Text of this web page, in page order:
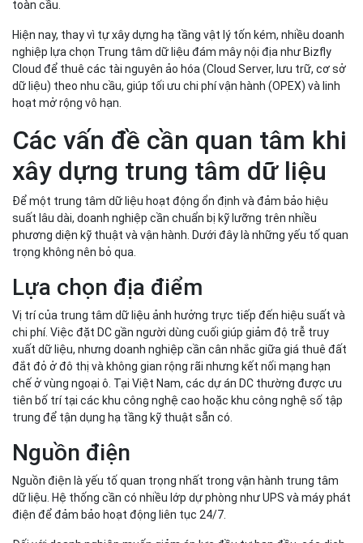
nghiệp lựa chọn Trung tâm dữ liệu đám mây nội địa như Bizfly
Cloud để thuê các tài nguyên ảo hóa (Cloud Server, lưu trữ, cơ sở
dữ liệu) theo nhu cầu, giúp tối ưu chi phí vận hành (OPEX) và linh
hoạt mở rộng vô hạn.
Các vấn đề cần quan tâm khi
xây dựng trung tâm dữ liệu
Để một trung tâm dữ liệu hoạt động ổn định và đảm bảo hiệu
suất lâu dài, doanh nghiệp cần chuẩn bị kỹ lưỡng trên nhiều
phương diện kỹ thuật và vận hành. Dưới đây là những yếu tố quan
trọng không nên bỏ qua.
Lựa chọn địa điểm
Vị trí của trung tâm dữ liệu ảnh hưởng trực tiếp đến hiệu suất và
chi phí. Việc đặt DC gần người dùng cuối giúp giảm độ trễ truy
xuất dữ liệu, nhưng doanh nghiệp cần cân nhắc giữa giá thuê đất
đắt đỏ ở đô thị và không gian rộng rãi nhưng kết nối mạng hạn
chế ở vùng ngoại ô. Tại Việt Nam, các dự án DC thường được ưu
tiên bố trí tại các khu công nghệ cao hoặc khu công nghệ số tập
trung để tận dụng hạ tầng kỹ thuật sẵn có.
Nguồn điện
Nguồn điện là yếu tố quan trọng nhất trong vận hành trung tâm
dữ liệu. Hệ thống cần có nhiều lớp dự phòng như UPS và máy phát
điện để đảm bảo hoạt động liên tục 24/7.